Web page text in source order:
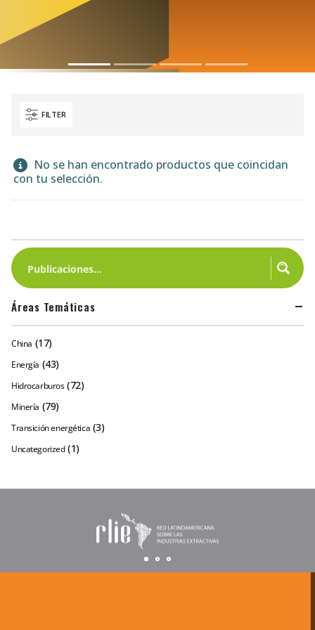
FILTER
No se han encontrado productos que coincidan
con tu selección.
Áreas Temáticas
China (17)
Energía (43)
Hidrocarburos (72)
Minería (79)
Transición energética (3)
Uncategorized (1)